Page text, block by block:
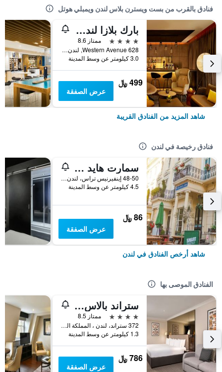
فنادق بالقرب من بست ويسترن بلاس لندن ويمبلي هوتل
بارك بلازا لندن، بارك رويال
4 نجوم
ممتاز 8.6
628 Western Avenue, لندن, المملكة المتحدة
3.0 كيلومتر عن وسط المدينة
499 ﷼
عرض الصفقة
شاهد المزيد من الفنادق القريبة
فنادق رخيصة في لندن
سمارت هايد بارك إن هوستل
48-50 إينفيرنيس تراس، لندن ، المملكة المتحدة, لندن, المملكة المتحدة
4.5 كيلومتر عن وسط المدينة
86 ﷼
عرض الصفقة
شاهد أرخص الفنادق في لندن
الفنادق الموصى بها
ستراند بالاس هوتل
4 نجوم
ممتاز 8.5
372 ستراند، لندن ، المملكة المتحدة, لندن, المملكة المتحدة
1.3 كيلومتر عن وسط المدينة
786 ﷼
عرض الصفقة